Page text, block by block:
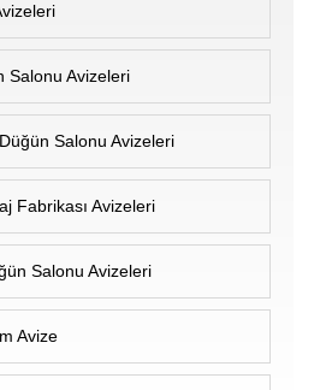
Salonu Avizeleri
Salonu Avizeleri
Fabrikası Avizeleri
Salonu Avizeleri
Avize